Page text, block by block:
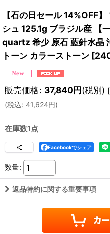
【石の日セール 14%OFF
シュ 125.1g ブラジル産
quartz 希少 原石 藍針水晶
トーン カラーストーン [
販売価格: 37,840円(税別) [
(税込: 41,624円)
在庫数1点
Facebookでシェア
数量:
返品特約に関する重要事項